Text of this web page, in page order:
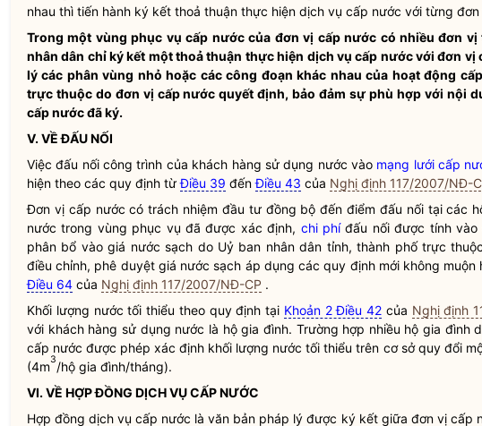
nhau thì tiến hành ký kết thoả thuận thực hiện dịch vụ cấp nước với từng đơn
Trong một vùng phục vụ cấp nướccủa đơn vị cấp nước có nhiều đơn
nhân dân chỉ ký kết một thoả thuận thực hiện dịch vụ cấp nướcvớiđơn vị
lý các phân vùng nhỏ hoặc các công đoạn khác nhau của hoạt động
trực thuộc do đơn vị cấp nước quyết định, bảo đảm sự phù hợp với nội
cấp nướcđã ký.
V. VỀ ĐẤU NỐI
Việc đấu nối công trình của khách hàng sử dụng nước vào mạng lưới cấp
hiện theo các quy định từĐiều 39 đếnĐiều 43 của Nghị định 117/2007/NĐ-
Đơn vị cấp nước có trách nhiệm đầu tư đồng bộ đến điểm đấu nối tại các
nước trong vùng phục vụ đã được xác định, chi phíđấu nối được tính vào
phân bổ vào giá nước sạch do Uỷ ban nhân dân tỉnh, thành phố trực
điều chỉnh, phê duyệt giá nước sạch áp dụng các quy định mới không muộn
Điều 64 của Nghị định 117/2007/NĐ-CP .
Khối lượng nước tối thiểu theo quy định tại Khoản 2 Điều 42 của Nghị định
với khách hàng sử dụng nước là hộ gia đình. Trường hợp nhiều hộ gia đình
cấp nước được phép xác định khối lượng nước tối thiểu trên cơ sở quy đổi
(4m3/hộ gia đình/tháng).
VI. VỀ HỢP ĐỒNG DỊCH VỤ CẤP NƯỚC
Hợp đồngdịch vụ cấp nước là văn bản pháp lý được ký kết giữa đơn vị cấp